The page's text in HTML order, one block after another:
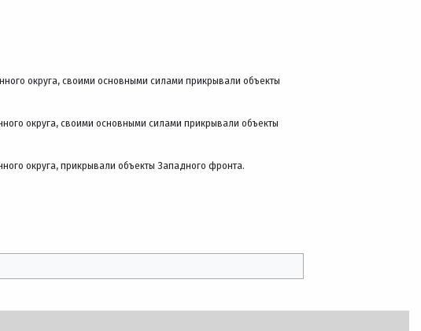
округа, своими основными силами прикрывали объекты
округа, своими основными силами прикрывали объекты
округа, прикрывали объекты Западного фронта.